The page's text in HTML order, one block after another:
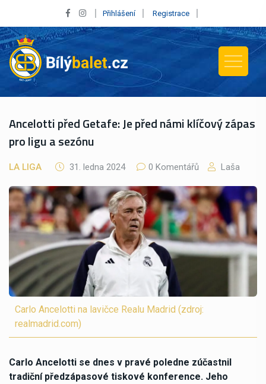
Přihlášení Registrace
Ancelotti před Getafe: Je před námi klíčový zápas
pro ligu a sezónu
LA LIGA 31. ledna 2024 0 Komentářů Laša
Carlo Ancelotti na lavičce Realu Madrid (zdroj:
realmadrid.com)
Carlo Ancelotti se dnes v pravé poledne zúčastnil
tradiční předzápasové tiskové konference. Jeho